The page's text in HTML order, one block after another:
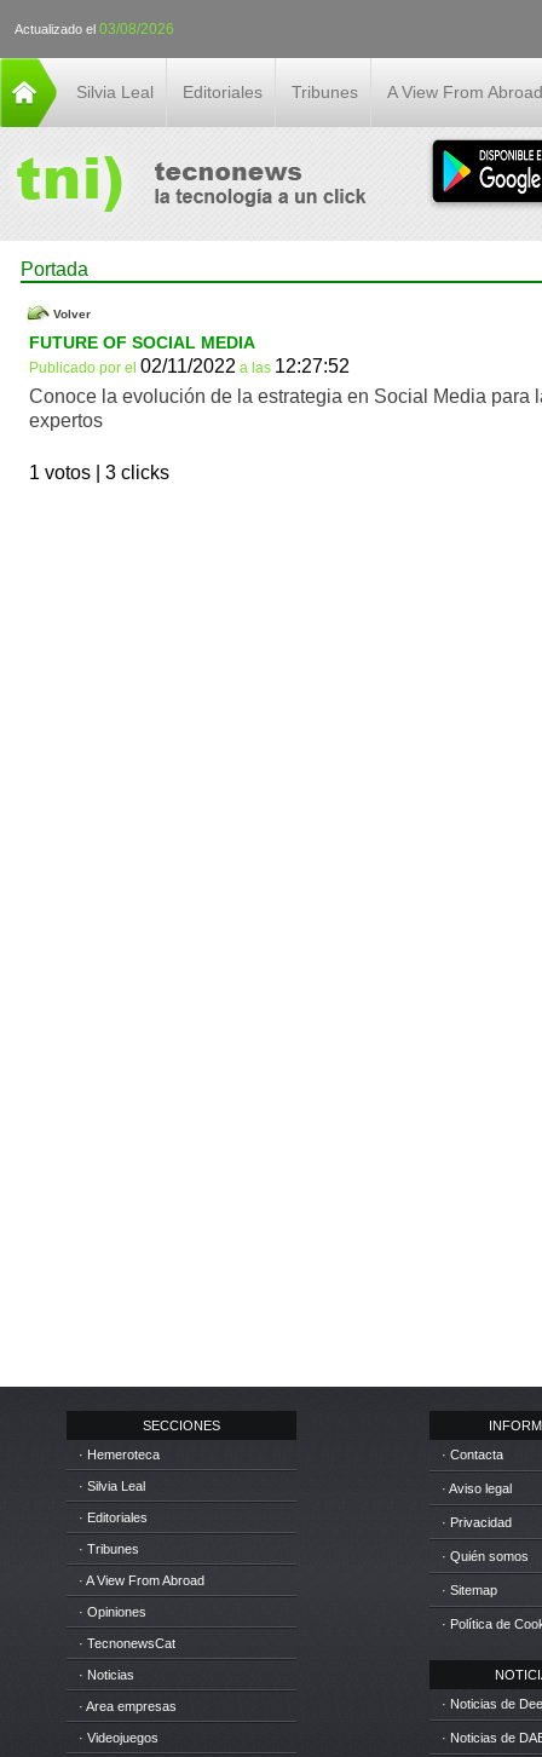
Actualizado el 03/08/2026
Silvia Leal Editoriales Tribunes A View From Abroad
Portada
Volver
FUTURE OF SOCIAL MEDIA
Publicado por el 02/11/2022 a las 12:27:52
Conoce la evolución de la estrategia en Social Media
expertos
1 votos | 3 clicks
SECCIONES
· Hemeroteca
· Silvia Leal
· Editoriales
· Tribunes
· A View From Abroad
· Opiniones
· TecnonewsCat
· Noticias
· Area empresas
· Videojuegos
· Contacta
· Aviso legal
· Privacidad
· Quién somos
· Sitemap
· Política de
· Noticias de
· Noticias de